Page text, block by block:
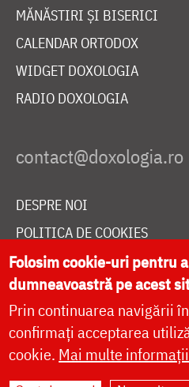
MĂNĂSTIRI ȘI BISERICI
CALENDAR ORTODOX
WIDGET DOXOLOGIA
RADIO DOXOLOGIA
DESPRE NOI
POLITICA DE COOKIES
DONEAZĂ ONLINE PENTRU
LIVE
Folosim cookie-uri pentru
dumneavoastră pe acest
Prin continuarea navigării
confirmați acceptarea
cookie. Mai multe informații